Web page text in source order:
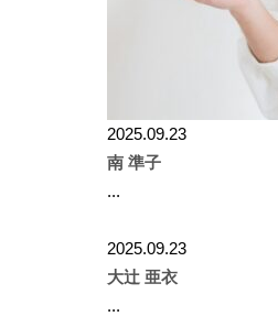
2025.09.23
南 準子
...
2025.09.23
大辻 亜衣
...